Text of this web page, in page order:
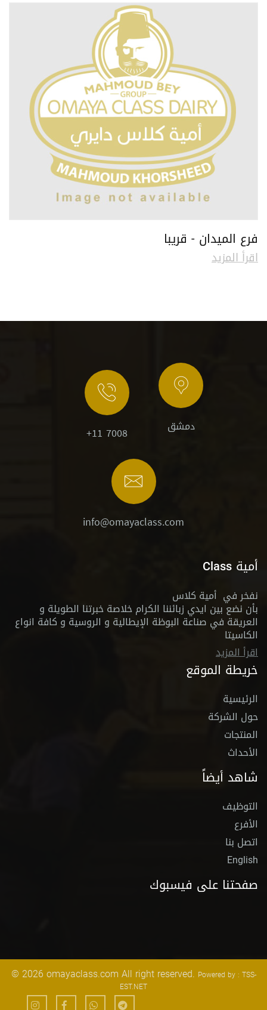
فرع الميدان - قريبا
اقرأ المزيد
دمشق +11 7008
info@omayaclass.com
أمية Class
نفخر في أمية كلاس
بأن نضع بين ايدي زبائننا الكرام خلاصة خبرتنا الطويلة و
العريقة في صناعة البوظة الإيطالية و الروسية و كافة انواع
الكاسيتا
اقرأ المزيد
خريطة الموقع
الرئيسية
حول الشركة
المنتجات
الأحداث
شاهد أيضاً
التوظيف
الأفرع
اتصل بنا
English
صفحتنا على فيسبوك
© 2026 omayaclass.com All right reserved. Powered by : TSS-
EST.NET